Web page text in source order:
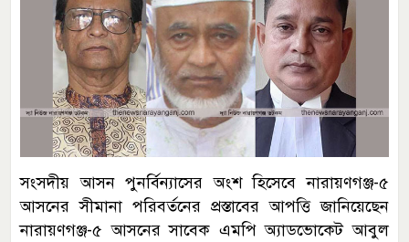
সংসদীয় আসন পুনর্বিন্যাসের অংশ হিসেবে নারায়ণগঞ্জ-৫
আসনের সীমানা পরিবর্তনের প্রস্তাবের আপত্তি জানিয়েছেন
নারায়ণগঞ্জ-৫ আসনের সাবেক এমপি অ্যাডভোকেট আবুল